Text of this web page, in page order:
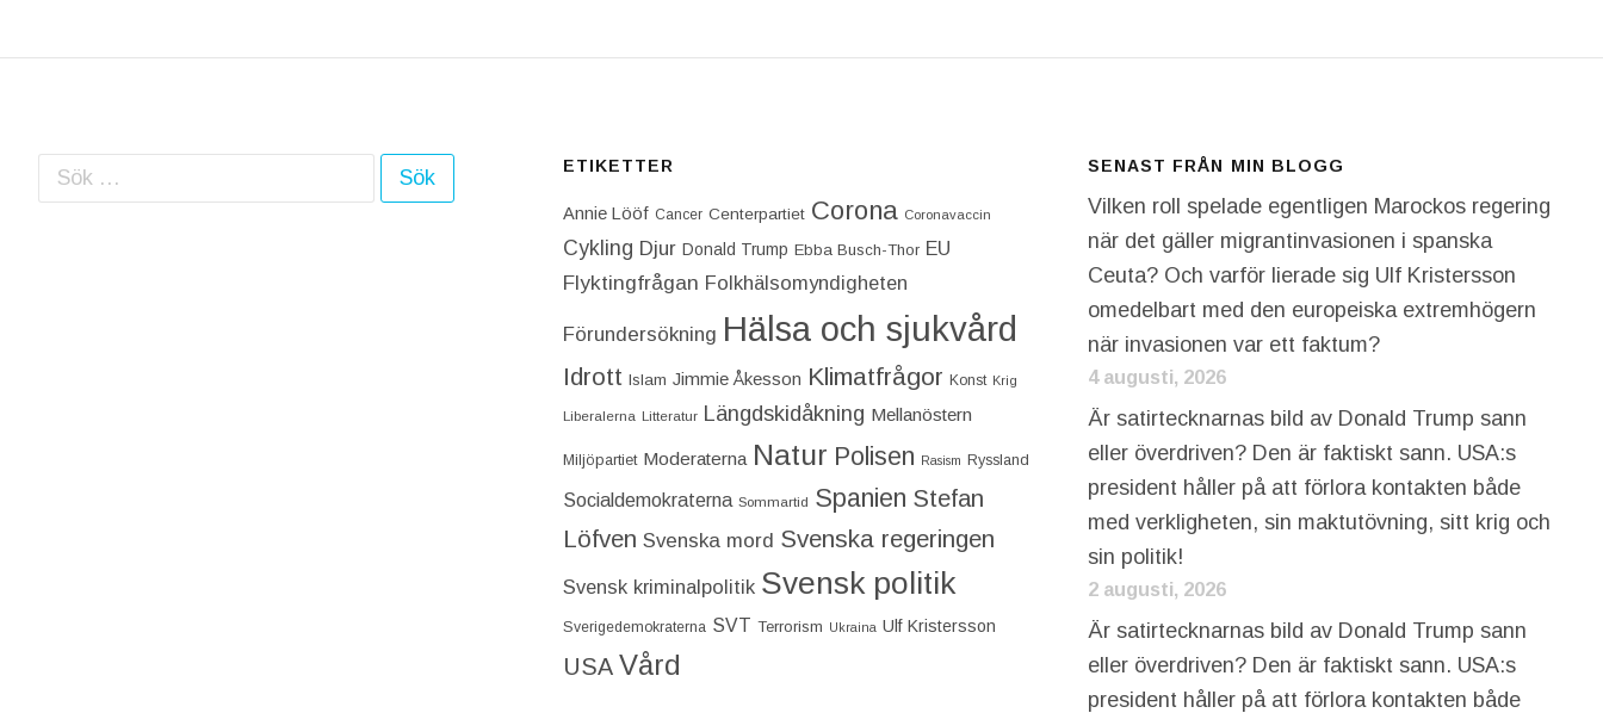
Sök efter: ETIKETTER
Annie Lööf Cancer Centerpartiet‎ Corona Coronavaccin
Cykling Djur Donald Trump Ebba Busch-Thor EU
Flyktingfrågan Folkhälsomyndigheten
Förundersökning Hälsa och sjukvård
Idrott Islam Jimmie Åkesson Klimatfrågor Konst Krig
Liberalerna Litteratur Längdskidåkning Mellanöstern
Miljöpartiet Moderaterna Natur Polisen Rasism Ryssland
Socialdemokraterna Sommartid Spanien Stefan
Löfven Svenska mord Svenska regeringen
Svensk kriminalpolitik Svensk politik
Sverigedemokraterna SVT Terrorism Ukraina Ulf Kristersson
USA Vård
SENAST FRÅN MIN BLOGG
Vilken roll spelade egentligen Marockos regering
när det gäller migrantinvasionen i spanska
Ceuta? Och varför lierade sig Ulf Kristersson
omedelbart med den europeiska extremhögern
när invasionen var ett faktum?
4 augusti, 2026
Är satirtecknarnas bild av Donald Trump sann
eller överdriven? Den är faktiskt sann. USA:s
president håller på att förlora kontakten både
med verkligheten, sin maktutövning, sitt krig och
sin politik!
2 augusti, 2026
Är satirtecknarnas bild av Donald Trump sann
eller överdriven? Den är faktiskt sann. USA:s
president håller på att förlora kontakten både